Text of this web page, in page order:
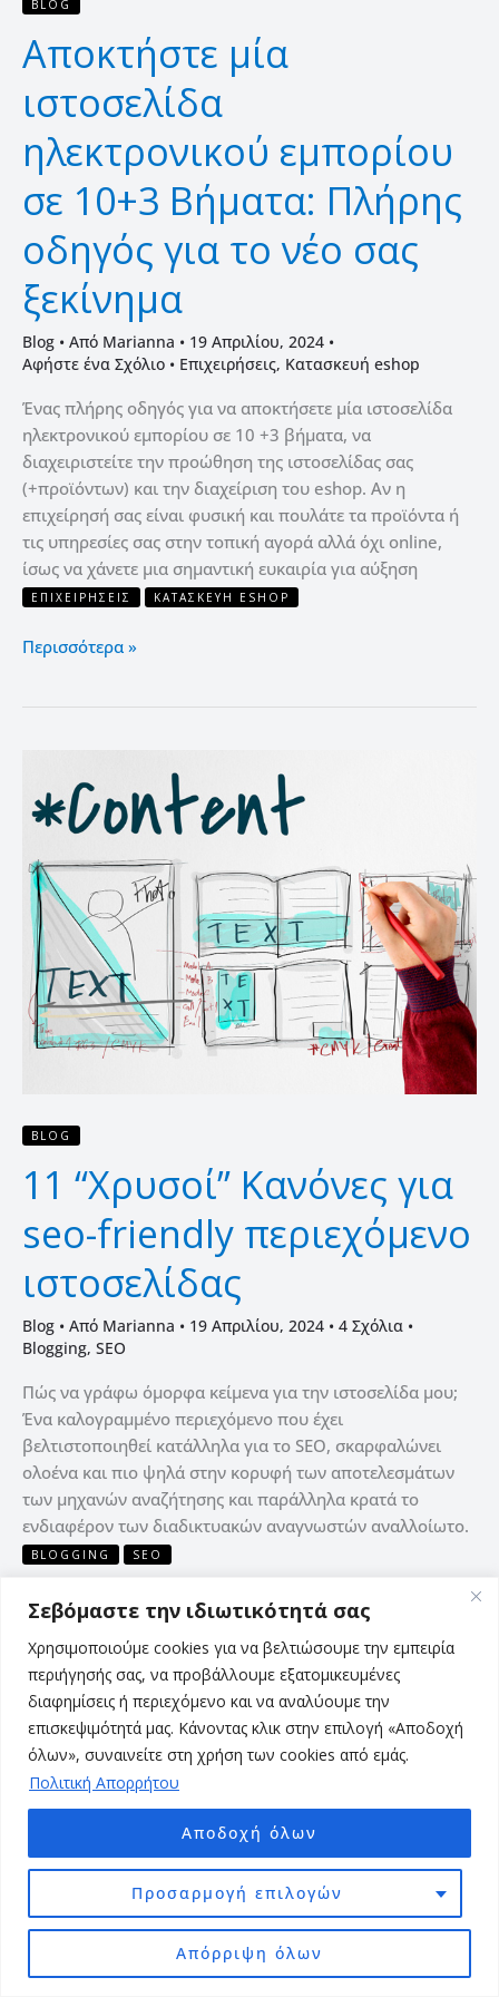
Σεβόμαστε την ιδιωτικότητά σας
Χρησιμοποιούμε cookies για να βελτιώσουμε την εμπειρία
περιήγησής σας, να προβάλλουμε εξατομικευμένες
διαφημίσεις ή περιεχόμενο και να αναλύουμε την
επισκεψιμότητά μας. Κάνοντας κλικ στην επιλογή «Αποδοχή
όλων», συναινείτε στη χρήση των cookies από εμάς.
Πολιτική Απορρήτου
Προσαρμογή επιλογών
Απόρριψη όλων
Αποδοχή όλων
BLOG
Αποκτήστε μία
ιστοσελίδα
ηλεκτρονικού εμπορίου
σε 10+3 Βήματα: Πλήρης
οδηγός για το νέο σας
ξεκίνημα
Blog • Από Marianna • 19 Απριλίου, 2024 •
Αφήστε ένα Σχόλιο • Επιχειρήσεις, Κατασκευή eshop
Ένας πλήρης οδηγός για να αποκτήσετε μία ιστοσελίδα
ηλεκτρονικού εμπορίου σε 10 +3 βήματα, να
διαχειριστείτε την προώθηση της ιστοσελίδας σας
(+προϊόντων) και την διαχείριση του eshop. Αν η
επιχείρησή σας είναι φυσική και πουλάτε τα προϊόντα ή
τις υπηρεσίες σας στην τοπική αγορά αλλά όχι online,
ίσως να χάνετε μια σημαντική ευκαιρία για αύξηση
ΕΠΙΧΕΙΡΉΣΕΙΣ ΚΑΤΑΣΚΕΥΉ ESHOP
ξεκίνημα
Περισσότερα »
BLOG
11 “Χρυσοί” Κανόνες για
seo-friendly περιεχόμενο
ιστοσελίδας
Blog • Από Marianna • 19 Απριλίου, 2024 • 4 Σχόλια •
Blogging, SEO
Πώς να γράφω όμορφα κείμενα για την ιστοσελίδα μου;
Ένα καλογραμμένο περιεχόμενο που έχει
βελτιστοποιηθεί κατάλληλα για το SEO, σκαρφαλώνει
ολοένα και πιο ψηλά στην κορυφή των αποτελεσμάτων
των μηχανών αναζήτησης και παράλληλα κρατά το
ενδιαφέρον των διαδικτυακών αναγνωστών αναλλοίωτο.
BLOGGING SEO
“Χρυσοί”
Κανόνες
seo-
friendly
περιεχόμενο
ιστοσελίδας
Περισσότερα »
Δημιουργία
Επαγγελματικού
site:
δημιουργήσω
ιστοσελίδα